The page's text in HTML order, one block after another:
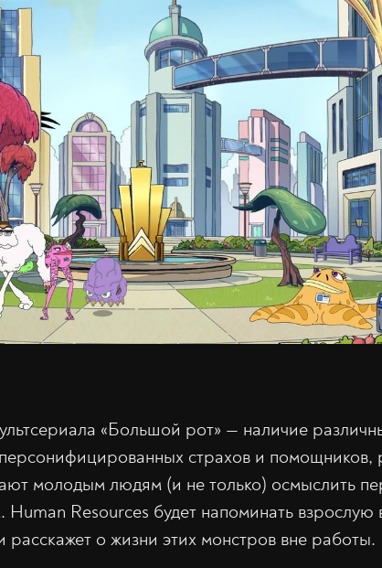
«Большой рот» — наличие
страхов и помощников,
молодым людям (и не только) осмыслить
Resources будет напоминать
о жизни этих монстров вне работы.